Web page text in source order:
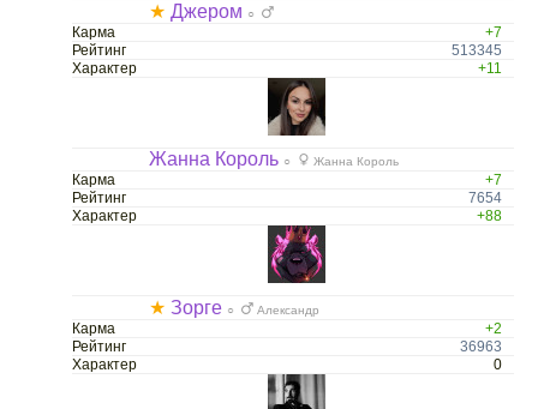
★ Джером ○
Карма
+7
Рейтинг
513345
Характер
+11
Жанна Король ○ Жанна Король
Карма
+7
Рейтинг
7654
Характер
+88
★ Зорге ○ Александр
Карма
+2
Рейтинг
36963
Характер
0